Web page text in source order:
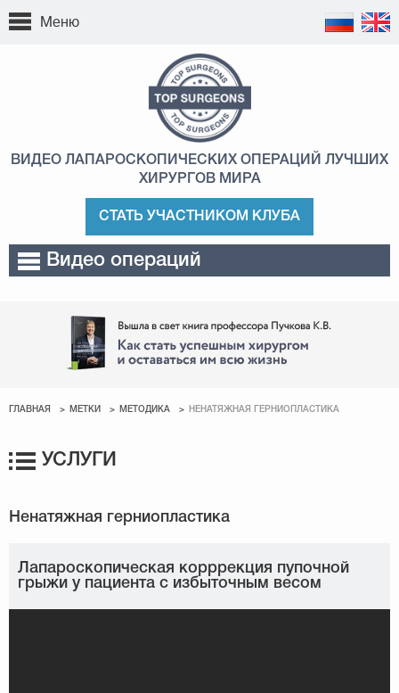
Меню
ВИДЕО ЛАПАРОСКОПИЧЕСКИХ ОПЕРАЦИЙ ЛУЧШИХ
ХИРУРГОВ МИРА
СТАТЬ УЧАСТНИКОМ КЛУБА
Видео операций
ГЛАВНАЯ МЕТКИ МЕТОДИКА НЕНАТЯЖНАЯ ГЕРНИОПЛАСТИКА
УСЛУГИ
Лапароскопическая корррекция пупочной
грыжи у пациента с избыточным весом